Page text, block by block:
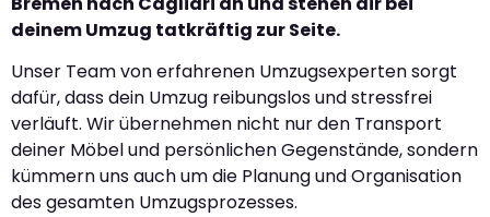
deinem Umzug tatkräftig zur Seite.
Unser Team von erfahrenen Umzugsexperten sorgt
dafür, dass dein Umzug reibungslos und stressfrei
verläuft. Wir übernehmen nicht nur den Transport
deiner Möbel und persönlichen Gegenstände, sondern
kümmern uns auch um die Planung und Organisation
des gesamten Umzugsprozesses.